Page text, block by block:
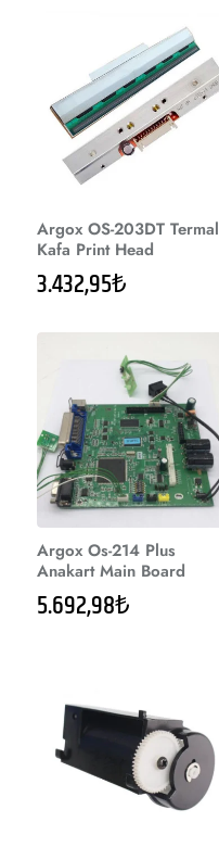
Argox OS-203DT Termal
Kafa Print Head
3.432,95₺
Argox Os-214 Plus
Anakart Main Board
5.692,98₺